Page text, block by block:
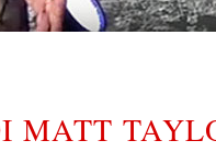
MATT